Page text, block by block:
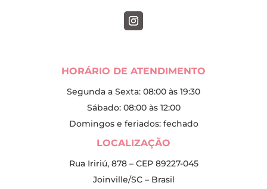
HORÁRIO DE ATENDIMENTO
Segunda a Sexta: 08:00 às 19:30
Sábado: 08:00 às 12:00
Domingos e feriados: fechado
LOCALIZAÇÃO
Rua Iririú, 878 – CEP 89227-045
Joinville/SC – Brasil